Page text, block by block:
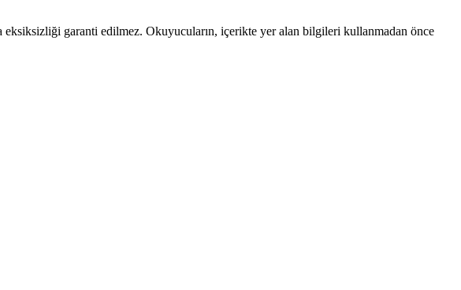
garanti edilmez. Okuyucuların, içerikte yer alan bilgileri kullanmadan önce